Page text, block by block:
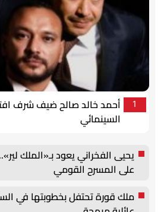
1
أحمد خالد صالح ضيف شرف
السينمائي
يحيى الفخراني يعود بـ«الملك
على المسرح القومي
ملك قورة تحتفل بخطوبتها في